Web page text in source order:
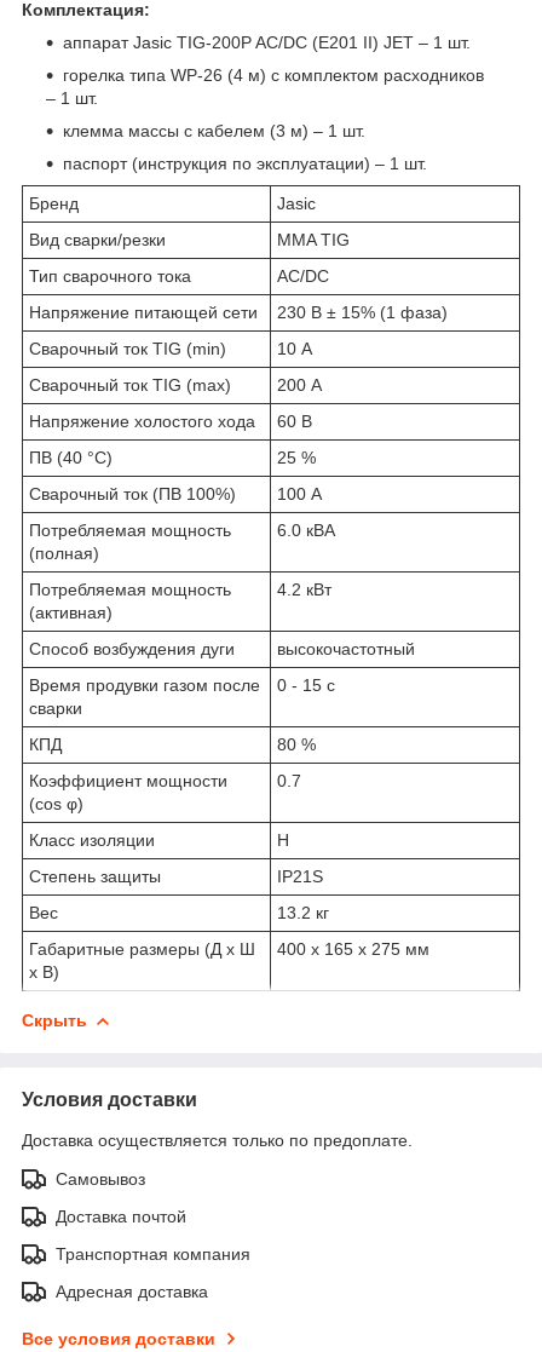
Комплектация:
аппарат Jasic TIG-200P AC/DC (E201 II) JET – 1 шт.
горелка типа WP-26 (4 м) с комплектом расходников
– 1 шт.
клемма массы с кабелем (3 м) – 1 шт.
паспорт (инструкция по эксплуатации) – 1 шт.
Бренд
Jasic
Вид сварки/резки
MMA TIG
Тип сварочного тока
AC/DC
Напряжение питающей сети
230 В ± 15% (1 фаза)
Сварочный ток TIG (min)
10 А
Сварочный ток TIG (max)
200 А
Напряжение холостого хода
60 В
ПВ (40 °С)
25 %
Сварочный ток (ПВ 100%)
100 А
Потребляемая мощность
(полная)
6.0 кВА
Потребляемая мощность
(активная)
4.2 кВт
Способ возбуждения дуги
высокочастотный
Время продувки газом после
сварки
0 - 15 с
КПД
80 %
Коэффициент мощности
(cos φ)
0.7
Класс изоляции
H
Степень защиты
IP21S
Вес
13.2 кг
Габаритные размеры (Д х Ш
х В)
400 х 165 х 275 мм
Скрыть
Условия доставки
Доставка осуществляется только по предоплате.
Самовывоз
Доставка почтой
Транспортная компания
Адресная доставка
Все условия доставки